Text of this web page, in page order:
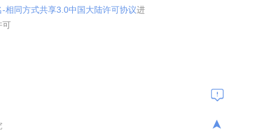
➤
-相同方式共享3.0中国大陆许可协议进
可